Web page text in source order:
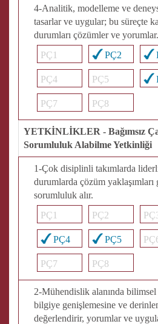
4-Analitik, modelleme ve
tasarlar ve uygular; bu süreçte
durumları çözümler ve yorumlar.
PÇ1
PÇ2
PÇ4 PÇ5
PÇ7 PÇ8
YETKİNLİKLER - Bağımsız
Sorumluluk Alabilme Yetkinliği
1-Çok disiplinli takımlarda
durumlarda çözüm
sorumluluk alır.
PÇ1
PÇ2
PÇ4 PÇ5
PÇ7 PÇ8
2-Mühendislik alanında bilimsel
bilgiye genişlemesine ve
değerlendirir, yorumlar ve